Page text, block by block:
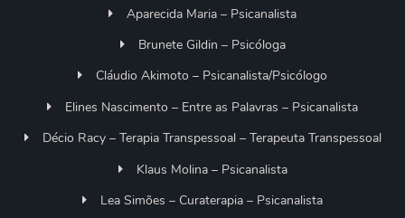
Aparecida Maria – Psicanalista
Brunete Gildin – Psicóloga
Cláudio Akimoto – Psicanalista/Psicólogo
Elines Nascimento – Entre as Palavras – Psicanalista
Décio Racy – Terapia Transpessoal – Terapeuta Transpessoal
Klaus Molina – Psicanalista
Lea Simões – Curaterapia – Psicanalista